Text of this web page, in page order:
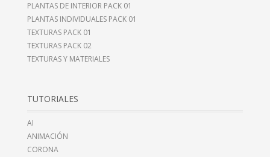
PLANTAS DE INTERIOR PACK 01
PLANTAS INDIVIDUALES PACK 01
TEXTURAS PACK 01
TEXTURAS PACK 02
TEXTURAS Y MATERIALES
TUTORIALES
AI
ANIMACIÓN
CORONA